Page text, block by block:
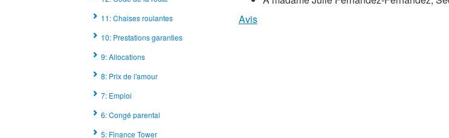
11: Chaises roulantes
10: Prestations garanties
9: Allocations
8: Prix de l'amour
7: Emploi
6: Congé parental
5: Finance Tower
Avis